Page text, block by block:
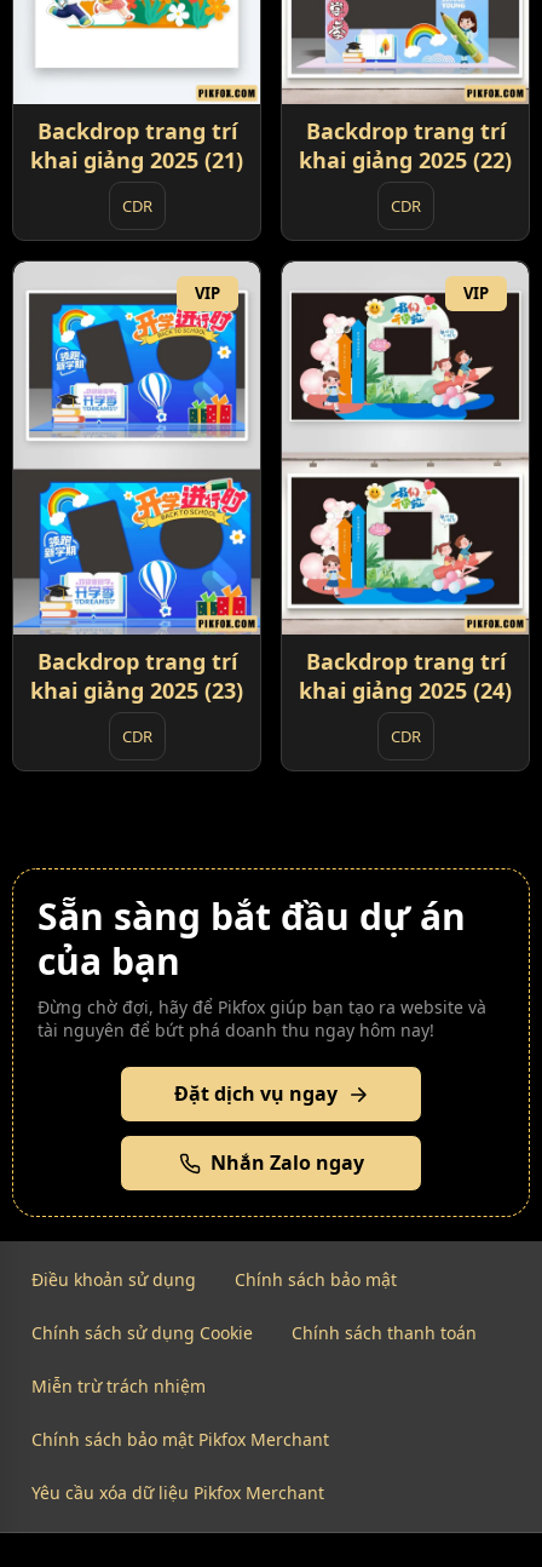
Backdrop trang trí
khai giảng 2025 (21)
CDR
Backdrop trang trí
khai giảng 2025 (22)
CDR
VIP
Backdrop trang trí
khai giảng 2025 (23)
CDR
VIP
Backdrop trang trí
khai giảng 2025 (24)
CDR
Sẵn sàng bắt đầu dự án
của bạn
Đừng chờ đợi, hãy để Pikfox giúp bạn tạo ra website và
tài nguyên để bứt phá doanh thu ngay hôm nay!
Đặt dịch vụ ngay
Nhắn Zalo ngay
Điều khoản sử dụng Chính sách bảo mật
Chính sách sử dụng Cookie Chính sách thanh toán
Miễn trừ trách nhiệm
Chính sách bảo mật Pikfox Merchant
Yêu cầu xóa dữ liệu Pikfox Merchant